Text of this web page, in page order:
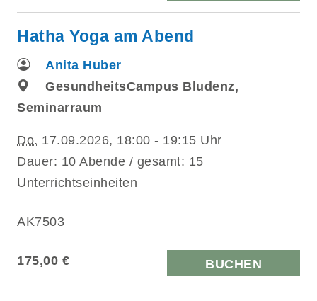
Hatha Yoga am Abend
Anita Huber
GesundheitsCampus Bludenz,
Seminarraum
Do. 17.09.2026, 18:00 - 19:15 Uhr
Dauer: 10 Abende / gesamt: 15
Unterrichtseinheiten
AK7503
175,00 € BUCHEN